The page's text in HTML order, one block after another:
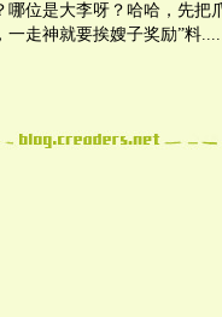
哪位是大李呀？哈哈，先把
一走神就要挨嫂子奖励”料